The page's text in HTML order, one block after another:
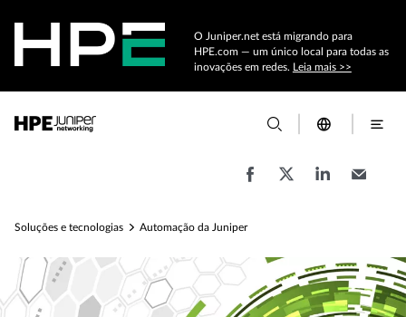
O Juniper.net está migrando para
HPE.com — um único local para todas as
inovações em redes. Leia mais >>
Soluções e tecnologias Automação da Juniper